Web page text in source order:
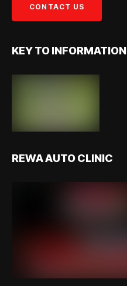
KEY TO INFORMATION
REWA AUTO CLINIC